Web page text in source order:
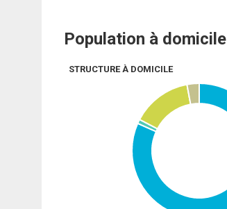
Population à domicile
STRUCTURE À DOMICILE